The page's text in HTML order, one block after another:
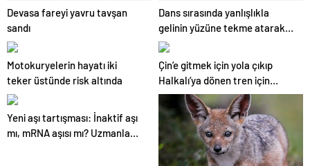
Devasa fareyi yavru tavşan
sandı
Dans sırasında yanlışlıkla
gelinin yüzüne tekme atarak
düğünü mahvetti
Motokuryelerin hayatı iki
teker üstünde risk altında
Çin’e gitmek için yola çıkıp
Halkalı’ya dönen tren için
açıklama
Yeni aşı tartışması: İnaktif aşı
mı, mRNA aşısı mı? Uzmanlar